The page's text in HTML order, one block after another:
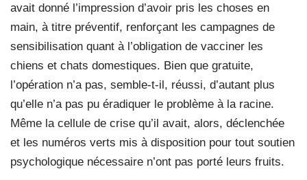
avait donné l’impression d’avoir pris les choses en
main, à titre préventif, renforçant les campagnes de
sensibilisation quant à l’obligation de vacciner les
chiens et chats domestiques. Bien que gratuite,
l’opération n’a pas, semble-t-il, réussi, d’autant plus
qu’elle n’a pas pu éradiquer le problème à la racine.
Même la cellule de crise qu’il avait, alors, déclenchée
et les numéros verts mis à disposition pour tout soutien
psychologique nécessaire n’ont pas porté leurs fruits.